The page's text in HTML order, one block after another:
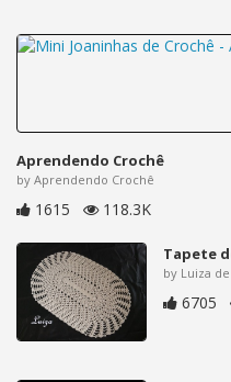
Aprendendo Crochê
by Aprendendo Crochê
1615 118.3K
Tapete
by Luiza
6705